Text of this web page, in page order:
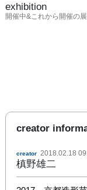
exhibition
開催中&これから開催の
creator
creator 2018.02.18
槙野雄二